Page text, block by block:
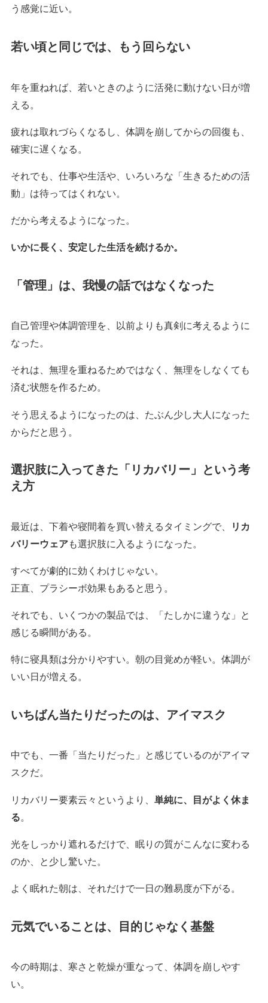
う感覚に近い。
若い頃と同じでは、もう回らない
年を重ねれば、若いときのように活発に動けない日が増
える。
疲れは取れづらくなるし、体調を崩してからの回復も、
確実に遅くなる。
それでも、仕事や生活や、いろいろな「生きるための活
動」は待ってはくれない。
だから考えるようになった。
いかに長く、安定した生活を続けるか。
「管理」は、我慢の話ではなくなった
自己管理や体調管理を、以前よりも真剣に考えるように
なった。
それは、無理を重ねるためではなく、無理をしなくても
済む状態を作るため。
そう思えるようになったのは、たぶん少し大人になった
からだと思う。
選択肢に入ってきた「リカバリー」という考
え方
最近は、下着や寝間着を買い替えるタイミングで、
リカ
バリーウェアも選択肢に入るようになった。
すべてが劇的に効くわけじゃない。
正直、プラシーボ効果もあると思う。
それでも、いくつかの製品では、「たしかに違うな」と
感じる瞬間がある。
特に寝具類は分かりやすい。朝の目覚めが軽い。体調が
いい日が増える。
いちばん当たりだったのは、アイマスク
中でも、一番「当たりだった」と感じているのがアイマ
スクだ。
リカバリー要素云々というより、 単純に、目がよく休ま
る
光をしっかり遮れるだけで、眠りの質がこんなに変わる
のか、と少し驚いた。
よく眠れた朝は、それだけで一日の難易度が下がる。
元気でいることは、目的じゃなく基盤
今の時期は、寒さと乾燥が重なって、体調を崩しやす
い。